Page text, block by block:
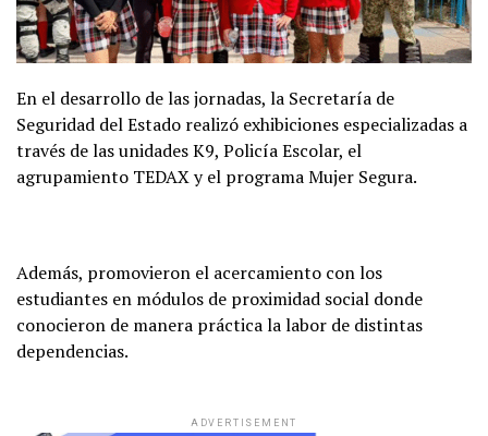
En el desarrollo de las jornadas, la Secretaría de
Seguridad del Estado realizó exhibiciones especializadas a
través de las unidades K9, Policía Escolar, el
agrupamiento TEDAX y el programa Mujer Segura.
Además, promovieron el acercamiento con los
estudiantes en módulos de proximidad social donde
conocieron de manera práctica la labor de distintas
dependencias.
ADVERTISEMENT